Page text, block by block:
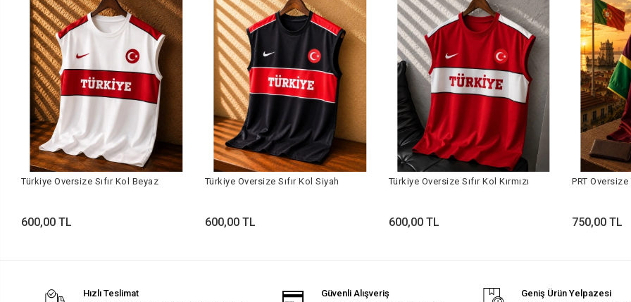
Türkiye Oversize Sıfır Kol Beyaz
600,00 TL
Türkiye Oversize Sıfır Kol Siyah
600,00 TL
Türkiye Oversize Sıfır Kol Kırmızı
600,00 TL
PRT Oversize
750,00 TL
Hızlı Teslimat Güvenli Alışveriş Geniş Ürün Yelpazesi